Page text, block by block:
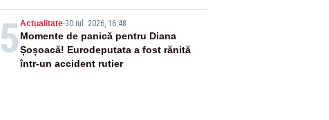
5 Actualitate-30 iul. 2026, 16:48
Momente de panică pentru Diana
Șoșoacă! Eurodeputata a fost rănită
într-un accident rutier